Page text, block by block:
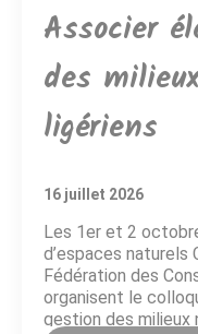
et acteurs
biodiversité. Cette
Associer
des
ligériens
16 juillet 2026
Les 1er et 2
d’espaces
Fédération des
organisent le
gestion des milieux